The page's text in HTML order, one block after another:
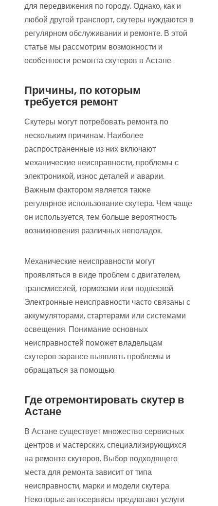
для передвижения по городу. Однако, как и
любой другой транспорт, скутеры нуждаются в
регулярном обслуживании и ремонте. В этой
статье мы рассмотрим возможности и
особенности ремонта скутеров в Астане.
Причины, по которым
требуется ремонт
Скутеры могут потребовать ремонта по
нескольким причинам. Наиболее
распространенные из них включают
механические неисправности, проблемы с
электроникой, износ деталей и аварии.
Важным фактором является также
регулярное использование скутера. Чем чаще
он используется, тем больше вероятность
возникновения различных неполадок.
Механические неисправности могут
проявляться в виде проблем с двигателем,
трансмиссией, тормозами или подвеской.
Электронные неисправности часто связаны с
аккумуляторами, стартерами или системами
освещения. Понимание основных
неисправностей поможет владельцам
скутеров заранее выявлять проблемы и
обращаться за помощью.
Где отремонтировать скутер в
Астане
В Астане существует множество сервисных
центров и мастерских, специализирующихся
на ремонте скутеров. Выбор подходящего
места для ремонта зависит от типа
неисправности, марки и модели скутера.
Некоторые автосервисы предлагают услуги